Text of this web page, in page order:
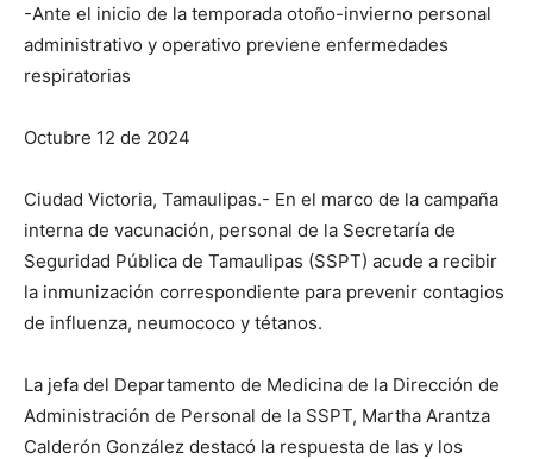
-Ante el inicio de la temporada otoño-invierno personal
administrativo y operativo previene enfermedades
respiratorias
Octubre 12 de 2024
Ciudad Victoria, Tamaulipas.- En el marco de la campaña
interna de vacunación, personal de la Secretaría de
Seguridad Pública de Tamaulipas (SSPT) acude a recibir
la inmunización correspondiente para prevenir contagios
de influenza, neumococo y tétanos.
La jefa del Departamento de Medicina de la Dirección de
Administración de Personal de la SSPT, Martha Arantza
Calderón González destacó la respuesta de las y los